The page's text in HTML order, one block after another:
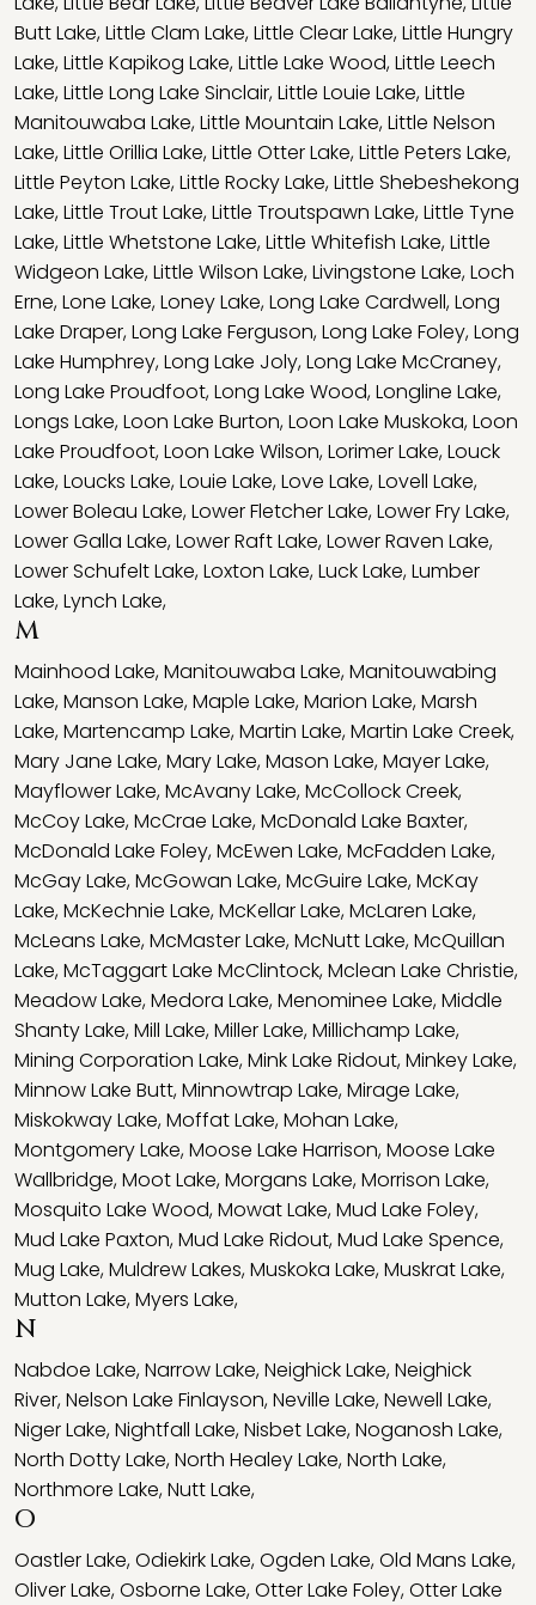
Butt Lake,Little Clam Lake,Little Clear Lake,Little Hungry
Lake,Little Kapikog Lake,Little Lake Wood,Little Leech
Lake,Little Long Lake Sinclair,Little Louie Lake,Little
Manitouwaba Lake,Little Mountain Lake,Little Nelson
Lake,Little Orillia Lake,Little Otter Lake,Little Peters Lake,
Little Peyton Lake,Little Rocky Lake,Little Shebeshekong
Lake,Little Trout Lake,Little Troutspawn Lake,Little Tyne
Lake,Little Whetstone Lake,Little Whitefish Lake,Little
Widgeon Lake,Little Wilson Lake,Livingstone Lake,Loch
Erne,Lone Lake,Loney Lake,Long Lake Cardwell,Long
Lake Draper,Long Lake Ferguson,Long Lake Foley,Long
Lake Humphrey,Long Lake Joly,Long Lake McCraney,
Long Lake Proudfoot,Long Lake Wood,Longline Lake,
Longs Lake,Loon Lake Burton,Loon Lake Muskoka,Loon
Lake Proudfoot,Loon Lake Wilson,Lorimer Lake,Louck
Lake,Loucks Lake,Louie Lake,Love Lake,Lovell Lake,
Lower Boleau Lake,Lower Fletcher Lake,Lower Fry Lake,
Lower Galla Lake,Lower Raft Lake,Lower Raven Lake,
Lower Schufelt Lake,Loxton Lake,Luck Lake,Lumber
Lake,Lynch Lake,
M
Mainhood Lake,Manitouwaba Lake,Manitouwabing
Lake,Manson Lake,Maple Lake,Marion Lake,Marsh
Lake,Martencamp Lake,Martin Lake,Martin Lake Creek,
Mary Jane Lake,Mary Lake,Mason Lake,Mayer Lake,
Mayflower Lake,McAvany Lake,McCollock Creek,
McCoy Lake,McCrae Lake,McDonald Lake Baxter,
McDonald Lake Foley,McEwen Lake,McFadden Lake,
McGay Lake,McGowan Lake,McGuire Lake,McKay
Lake,McKechnie Lake,McKellar Lake,McLaren Lake,
McLeans Lake,McMaster Lake,McNutt Lake,McQuillan
Lake,McTaggart Lake McClintock,Mclean Lake Christie,
Meadow Lake,Medora Lake,Menominee Lake,Middle
Shanty Lake,Mill Lake,Miller Lake,Millichamp Lake,
Mining Corporation Lake,Mink Lake Ridout,Minkey Lake,
Minnow Lake Butt,Minnowtrap Lake,Mirage Lake,
Miskokway Lake,Moffat Lake,Mohan Lake,
Montgomery Lake,Moose Lake Harrison,Moose Lake
Wallbridge,Moot Lake,Morgans Lake,Morrison Lake,
Mosquito Lake Wood,Mowat Lake,Mud Lake Foley,
Mud Lake Paxton,Mud Lake Ridout,Mud Lake Spence,
Mug Lake,Muldrew Lakes,Muskoka Lake,Muskrat Lake,
Mutton Lake,Myers Lake,
N
Nabdoe Lake,Narrow Lake,Neighick Lake,Neighick
River,Nelson Lake Finlayson,Neville Lake,Newell Lake,
Niger Lake,Nightfall Lake,Nisbet Lake,Noganosh Lake,
North Dotty Lake,North Healey Lake,North Lake,
Northmore Lake,Nutt Lake,
O
Oastler Lake,Odiekirk Lake,Ogden Lake,Old Mans Lake,
Oliver Lake,Osborne Lake,Otter Lake Foley,Otter Lake